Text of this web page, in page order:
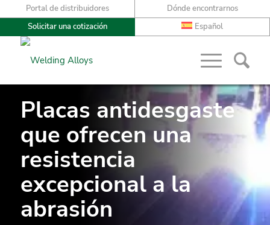
Portal de distribuidores
Dónde encontrarnos
Solicitar una cotización
Español
Placas antidesgaste
que ofrecen una
resistencia
excepcional a la
abrasión